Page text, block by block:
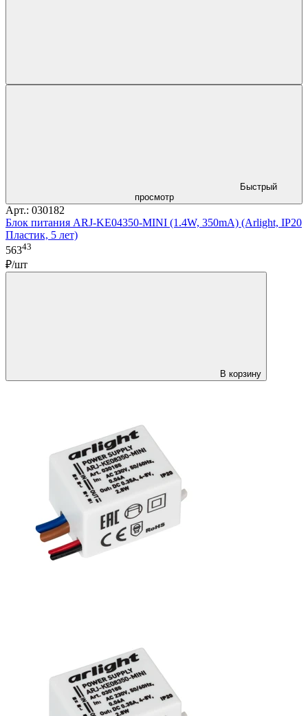
Быстрый
просмотр
Арт.: 030182
Блок питания ARJ-KE04350-MINI (1.4W, 350mA) (Arlight, IP20
Пластик, 5 лет)
56343
₽/шт
В корзину